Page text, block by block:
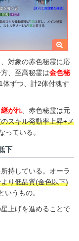
対象の赤色秘霊に応
、至高秘霊は金色秘
体ずつ、計2体付魂す
がれ 、赤色秘霊は元
スキル発動率上昇+メ
っている。
下
持している。オーラ
り低品質(金色以下)
いうもの。
上げを進めることで